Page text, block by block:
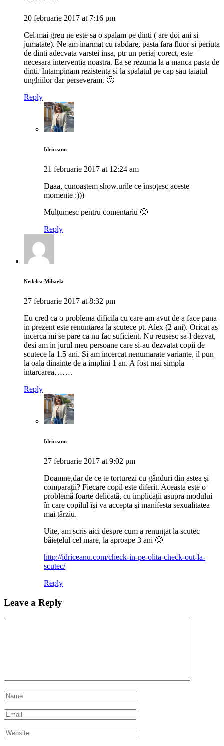
20 februarie 2017 at 7:16 pm
Cel mai greu ne este sa o spalam pe dinti ( are doi ani si
jumatate). Ne am inarmat cu rabdare, pasta fara fluor si periuta
de dinti adecvata varstei insa, ptr un periaj corect, este
necesara interventia noastra. Ea se rezuma la a manca pasta de
dinti. Intampinam rezistenta si la spalatul pe cap sau taiatul
unghiilor dar perseveram. 🙂
Reply
Idriceanu
21 februarie 2017 at 12:24 am
Daaa, cunoaştem show.urile ce însoțesc aceste
momente :)))
Mulțumesc pentru comentariu 🙂
Reply
Nedelea Mihaela
27 februarie 2017 at 8:32 pm
Eu cred ca o problema dificila cu care am avut de a face pana
in prezent este renuntarea la scutece pt. Alex (2 ani). Oricat as
incerca mi se pare ca nu fac suficient. Nu reusesc sa-l dezvat,
desi am in jurul meu persoane care si-au dezvatat copii de
scutece la 1.5 ani. Si am incercat nenumarate variante, il pun
la oala dinainte de a implini 1 an. A fost mai simpla
intarcarea…….
Reply
Idriceanu
27 februarie 2017 at 9:02 pm
Doamne,dar de ce te torturezi cu gânduri din astea şi
comparații? Fiecare copil este diferit. Aceasta este o
problemă foarte delicată, cu implicații asupra modului
în care copilul îşi va accepta şi manifesta sexualitatea
mai târziu.
Uite, am scris aici despre cum a renunțat la scutec
băiețelul cel mare, la aproape 3 ani 🙂
http://idriceanu.com/check-in-pe-olita-check-out-la-
scutec/
Reply
Leave a Reply